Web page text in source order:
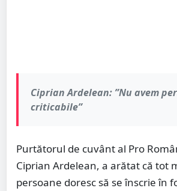
Ciprian Ardelean: ”Nu avem
criticabile”
Purtătorul de cuvânt al Pro
Ciprian Ardelean, a arătat că tot
persoane doresc să se înscrie în